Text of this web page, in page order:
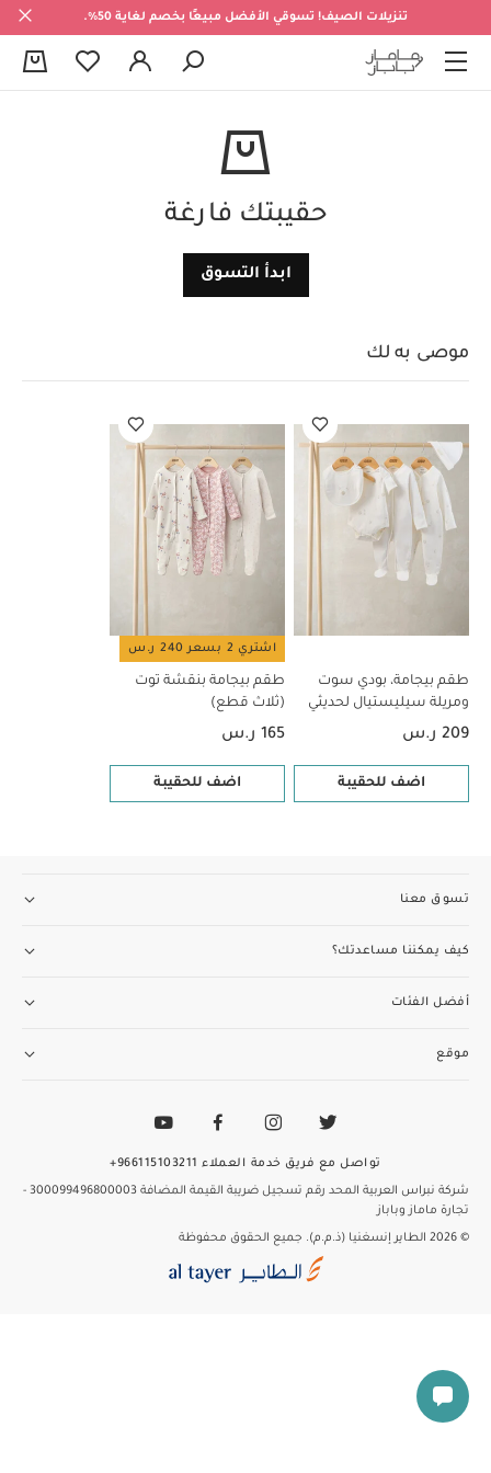
تنزيلات الصيف! تسوقي الأفضل مبيعًا بخصم لغاية 50%.
حقيبتك فارغة
ابدأ التسوق
موصى به لك
طقم بيجامة، بودي سوت
ومريلة سيليستيال لحديثي
الولادة، 5 قطع
209 ر.س
اضف للحقيبة
اشتري 2 بسعر 240 ر.س
طقم بيجامة بنقشة توت
(ثلاث قطع)
165 ر.س
اضف للحقيبة
تسوق معنا
كيف يمكننا مساعدتك؟
أفضل الفئات
موقع
شركة نبراس العربية المحد رقم تسجيل ضريبة القيمة المضافة 300099496800003
-
تجارة ماماز وباباز
© 2026 الطاير إنسغنيا (ذ.م.م). جميع الحقوق محفوظة
تواصل مع فريق خدمة العملاء 966115103211+